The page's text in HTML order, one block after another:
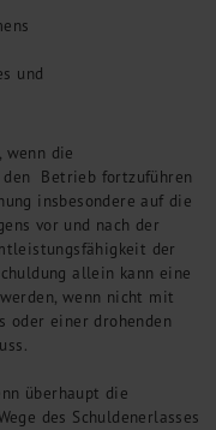
und
wenn die
den Betrieb fortzuführen
insbesondere auf die
vor und nach der
der
allein kann eine
wenn nicht mit
oder einer drohenden
überhaupt die
des Schuldenerlasses